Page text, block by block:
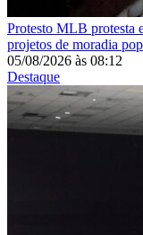
Protesto MLB protesta
projetos de moradia
05/08/2026 às 08:12
Destaque